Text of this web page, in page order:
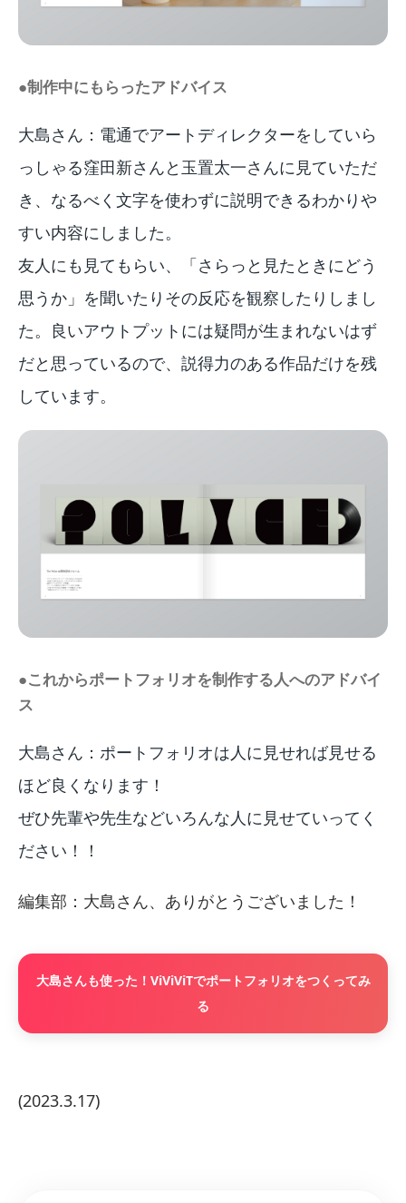
●制作中にもらったアドバイス
大島さん：電通でアートディレクターをしていら
っしゃる窪田新さんと玉置太一さんに見ていただ
き、なるべく文字を使わずに説明できるわかりや
すい内容にしました。
友人にも見てもらい、「さらっと見たときにどう
思うか」を聞いたりその反応を観察したりしまし
た。良いアウトプットには疑問が生まれないはず
だと思っているので、説得力のある作品だけを残
しています。
●これからポートフォリオを制作する人へのアドバイ
ス
大島さん：ポートフォリオは人に見せれば見せる
ほど良くなります！
ぜひ先輩や先生などいろんな人に見せていってく
ださい！！
編集部：大島さん、ありがとうございました！
大島さんも使った！ViViViTでポートフォリオをつくってみ
る
(2023.3.17)